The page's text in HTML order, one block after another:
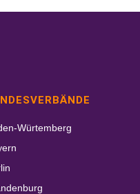
Würtemberg